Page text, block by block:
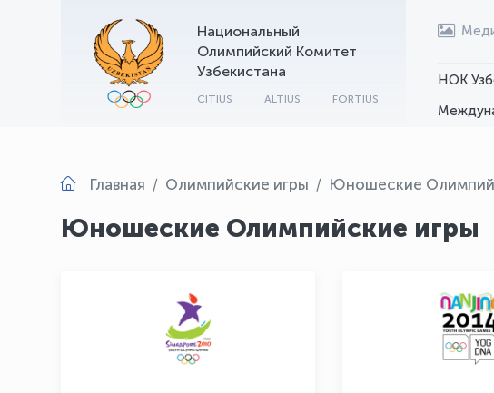
Национальный
Олимпийский Комитет
Узбекистана
CITIUS ALTIUS FORTIUS
НОК
Главная Олимпийские игры Юношеские
Юношеские Олимпийские игры